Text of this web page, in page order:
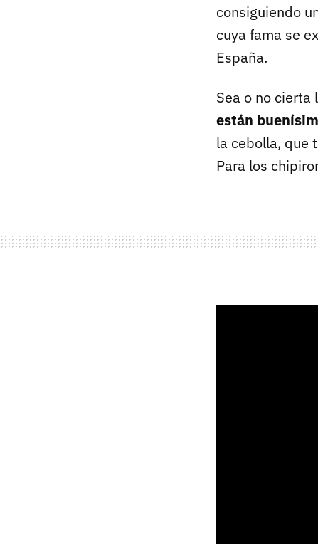
consiguiendo
cuya fama se
España.
Sea o no cierta
están
la cebolla, que
Para los